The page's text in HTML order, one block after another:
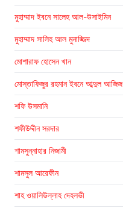
মুহাম্মাদ ইবনে সালেহ আল-উসাইমিন
মুহাম্মাদ সালিহ আল মুনাজ্জিদ
মোশারাফ হোসেন খান
মোস্তাফিজুর রহমান ইবনে আব্দুল আজিজ
শফি উসমানি
শফীউদ্দীন সরদার
শামসুন্নাহার নিজামী
শামসুল আরেফীন
শাহ ওয়ালিউল্লাহ দেহলভী